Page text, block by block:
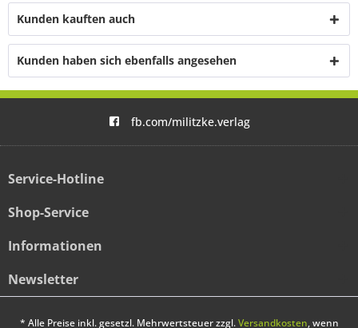
Kunden kauften auch
Kunden haben sich ebenfalls angesehen
fb.com/militzke.verlag
Service-Hotline
Shop-Service
Informationen
Newsletter
* Alle Preise inkl. gesetzl. Mehrwertsteuer zzgl.Versandkosten, wenn